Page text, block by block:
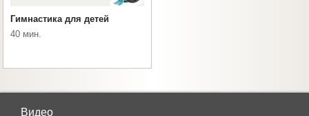
Гимнастика для детей
40 мин.
Видео